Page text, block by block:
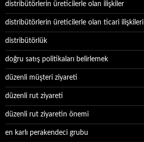
distribütörlerin üreticilerle olan ilişkiler
distribütörlerin üreticilerle olan ticari ilişkileri
distribütörlük
doğru satış politikaları belirlemek
düzenli müşteri ziyareti
düzenli rut ziyareti
düzenli rut ziyaretin önemi
en karlı perakendeci grubu